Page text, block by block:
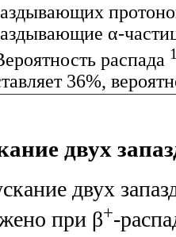
α-
распада
36%,
двух
двух
при β+-